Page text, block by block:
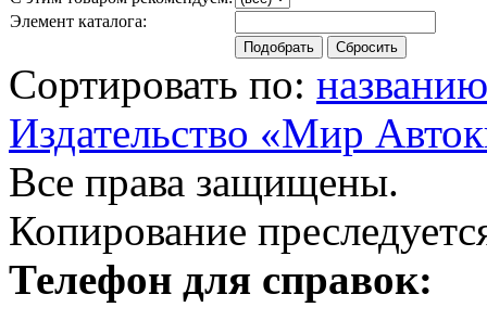
Элемент каталога:
Сортировать по: названию
Издательство «Мир
Все права защищены.
Копирование
Телефон для справок: